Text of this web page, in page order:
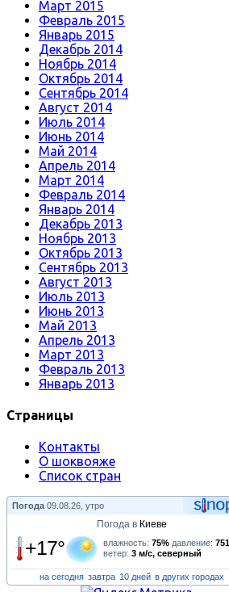
Март 2015
Февраль 2015
Январь 2015
Декабрь 2014
Ноябрь 2014
Октябрь 2014
Сентябрь 2014
Август 2014
Июль 2014
Июнь 2014
Май 2014
Апрель 2014
Март 2014
Февраль 2014
Январь 2014
Декабрь 2013
Ноябрь 2013
Октябрь 2013
Сентябрь 2013
Август 2013
Июль 2013
Июнь 2013
Май 2013
Апрель 2013
Март 2013
Февраль 2013
Январь 2013
Страницы
Контакты
О шоквояже
Список стран
Погода 09.08.26, утро
Погода в Киеве
+17° влажность: 75% давление:
ветер: 3 м/с, северный
на сегодня завтра 10 дней в других городах